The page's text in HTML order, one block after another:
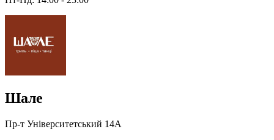
Шале
Пр-т Університетський 14А